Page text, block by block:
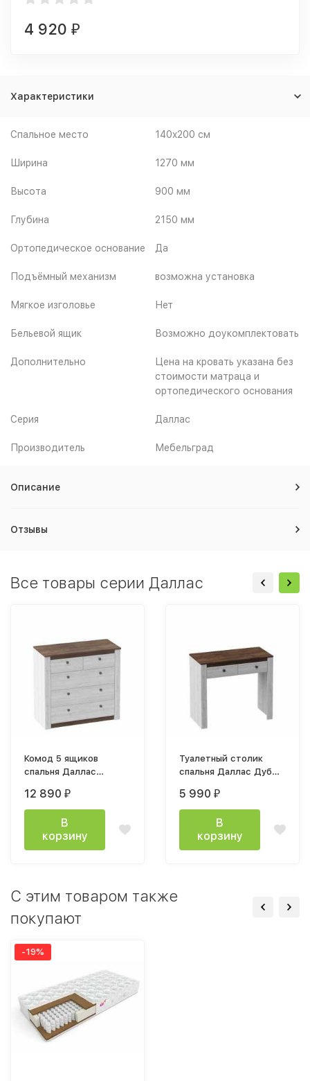
4 920 ₽
Характеристики
Спальное место 140x200 см
Ширина 1270 мм
Высота 900 мм
Глубина 2150 мм
Ортопедическое основание Да
Подъёмный механизм возможна установка
Мягкое изголовье Нет
Бельевой ящик Возможно доукомплектовать
Дополнительно
Цена на кровать указана без
стоимости матраца и
ортопедического основания
Серия Даллас
Производитель Мебельград
Описание
Отзывы
Все товары серии Даллас
Комод 5 ящиков
спальня Даллас
Винтерберг / Таксония
12 890 ₽
В
корзину
Туалетный столик
спальня Даллас Дуб
5 990 ₽
В
корзину
C этим товаром также
покупают
-19%